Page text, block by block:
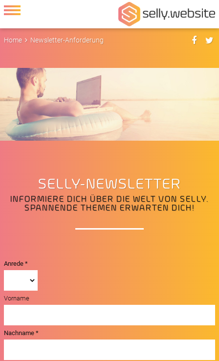
Home Newsletter-Anforderung
SELLY-NEWSLETTER
INFORMIERE DICH ÜBER DIE WELT VON SELLY.
SPANNENDE THEMEN ERWARTEN DICH!
Anrede
Vorname
Nachname